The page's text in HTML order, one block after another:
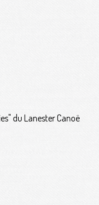
du Lanester Canoë